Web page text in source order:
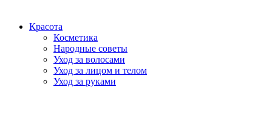
Красота
Косметика
Народные советы
Уход за волосами
Уход за лицом и телом
Уход за руками